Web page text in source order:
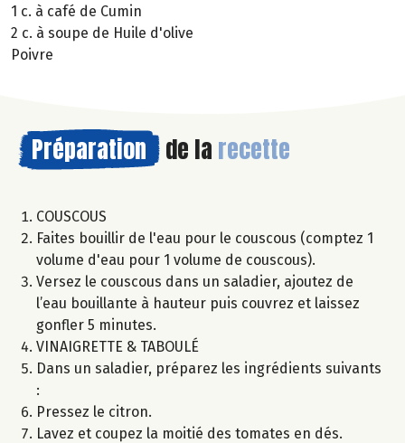
1 c. à café de Cumin
2 c. à soupe de Huile d'olive
Poivre
Préparation de la recette
COUSCOUS
Faites bouillir de l'eau pour le couscous (comptez 1
volume d'eau pour 1 volume de couscous).
Versez le couscous dans un saladier, ajoutez de
l’eau bouillante à hauteur puis couvrez et laissez
gonfler 5 minutes.
VINAIGRETTE & TABOULÉ
Dans un saladier, préparez les ingrédients suivants
:
Pressez le citron.
Lavez et coupez la moitié des tomates en dés.